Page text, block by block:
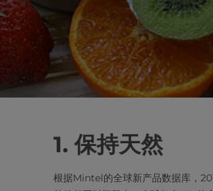
1. 保持天然
根据Mintel的全球新产品数据库，